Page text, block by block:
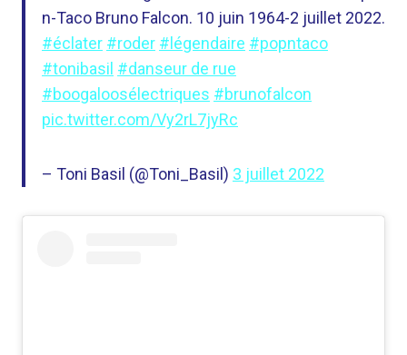
n-Taco Bruno Falcon. 10 juin 1964-2 juillet 2022.
#éclater #roder #légendaire #popntaco
#tonibasil #danseur de rue
#boogaloosélectriques #brunofalcon
pic.twitter.com/Vy2rL7jyRc
– Toni Basil (@Toni_Basil) 3 juillet 2022